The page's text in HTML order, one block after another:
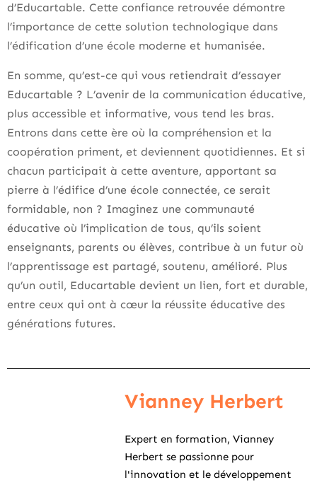
d’Educartable. Cette confiance retrouvée démontre
l’importance de cette solution technologique dans
l’édification d’une école moderne et humanisée.
En somme, qu’est-ce qui vous retiendrait d’essayer
Educartable ? L’avenir de la communication éducative,
plus accessible et informative, vous tend les bras.
Entrons dans cette ère où la compréhension et la
coopération priment, et deviennent quotidiennes. Et si
chacun participait à cette aventure, apportant sa
pierre à l’édifice d’une école connectée, ce serait
formidable, non ? Imaginez une communauté
éducative où l’implication de tous, qu’ils soient
enseignants, parents ou élèves, contribue à un futur où
l’apprentissage est partagé, soutenu, amélioré. Plus
qu’un outil, Educartable devient un lien, fort et durable,
entre ceux qui ont à cœur la réussite éducative des
générations futures.
Vianney Herbert
Expert en formation, Vianney
Herbert se passionne pour
l'innovation et le développement